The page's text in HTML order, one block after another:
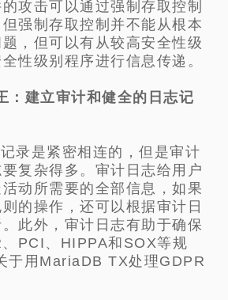
攻击可以通过强制存取控制
强制存取控制并不能从根本
，但可以有从较高安全性级
性级别程序进行信息传递。
：建立审计和健全的日志记
录是紧密相连的，但是审计
复杂得多。审计日志给用户
动所需要的全部信息，如果
的操作，还可以根据审计日
此外，审计日志有助于确保
PCI、HIPPA和SOX等规
于用MariaDB TX处理GDPR